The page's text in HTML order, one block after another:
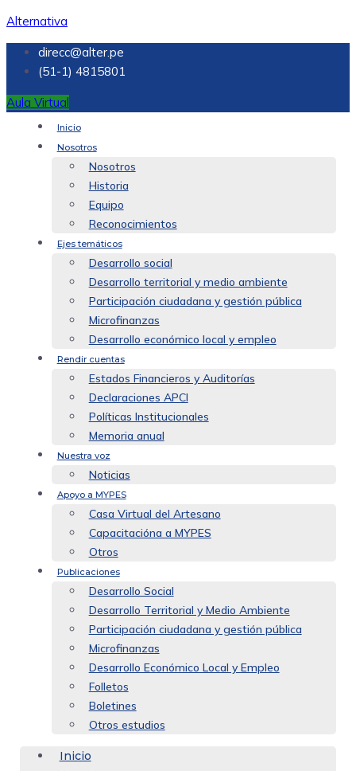
Alternativa
direcc@alter.pe
(51-1) 4815801
Aula Virtual
Inicio
Nosotros
Nosotros
Historia
Equipo
Reconocimientos
Ejes temáticos
Desarrollo social
Desarrollo territorial y medio ambiente
Participación ciudadana y gestión pública
Microfinanzas
Desarrollo económico local y empleo
Rendir cuentas
Estados Financieros y Auditorías
Declaraciones APCI
Políticas Institucionales
Memoria anual
Nuestra voz
Noticias
Apoyo a MYPES
Casa Virtual del Artesano
Capacitacióna a MYPES
Otros
Publicaciones
Desarrollo Social
Desarrollo Territorial y Medio Ambiente
Participación ciudadana y gestión pública
Microfinanzas
Desarrollo Económico Local y Empleo
Folletos
Boletines
Otros estudios
Inicio